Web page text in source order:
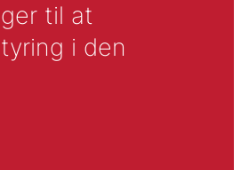
til at
i den